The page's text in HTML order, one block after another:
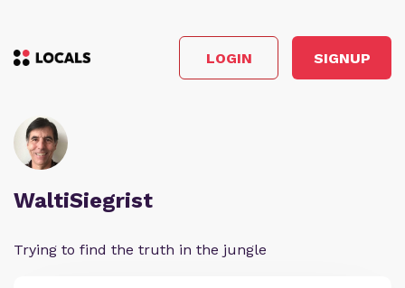
LOGIN SIGNUP
WaltiSiegrist
Trying to find the truth in the jungle